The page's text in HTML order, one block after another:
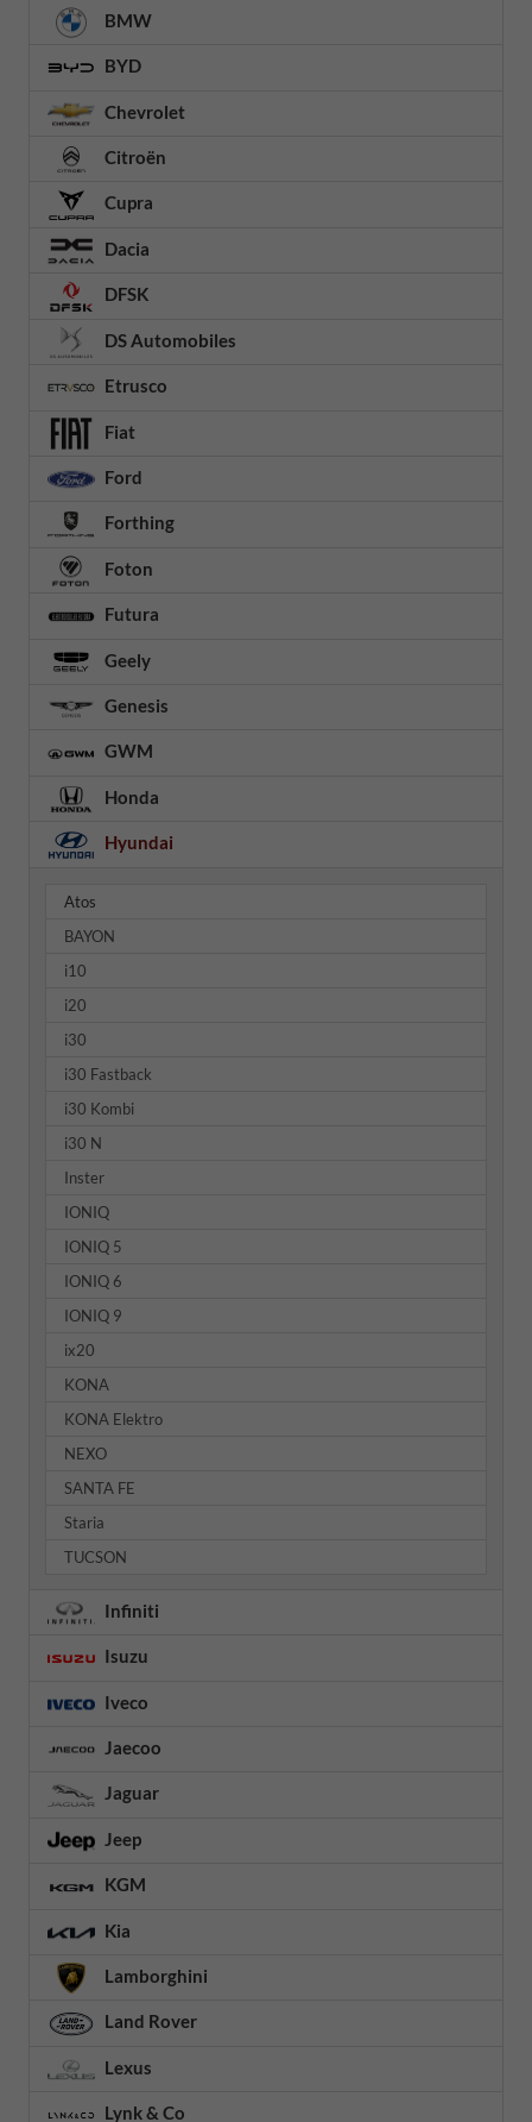
BMW
BYD
Chevrolet
Citroën
Cupra
Dacia
DFSK
DS Automobiles
Etrusco
Fiat
Ford
Forthing
Foton
Futura
Geely
Genesis
GWM
Honda
Hyundai
Atos
BAYON
i10
i20
i30
i30 Fastback
i30 Kombi
i30 N
Inster
IONIQ
IONIQ 5
IONIQ 6
IONIQ 9
ix20
KONA
KONA Elektro
NEXO
SANTA FE
Staria
TUCSON
Infiniti
Isuzu
Iveco
Jaecoo
Jaguar
Jeep
KGM
Kia
Lamborghini
Land Rover
Lexus
Lynk & Co